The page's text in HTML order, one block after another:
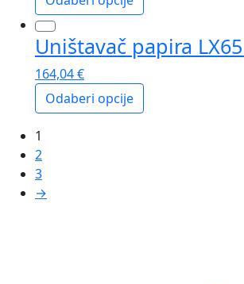
Ovaj
proizvod
ima
više
varijanti.
Opcije
se
mogu
odabrati
na
Uništavač papira
164,04€
Odaberi opcije
proizvod
ima
više
varijanti.
1
2
3
→